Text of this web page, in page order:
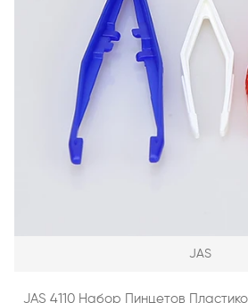
JAS
JAS 4110 Набор Пинцетов